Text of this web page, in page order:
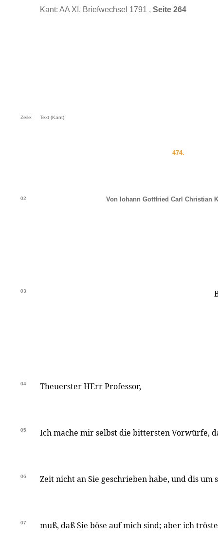
Kant: AA XI, Briefwechsel 1791 , Seite 264
Zeile: Text (Kant):
474.
02 Von Iohann Gottfried Carl Christian
03
04 Theuerster HErr Professor,
05 Ich mache mir selbst die bittersten Vorwürfe,
06 Zeit nicht an Sie geschrieben habe, und dis um
07 muß, daß Sie böse auf mich sind; aber ich